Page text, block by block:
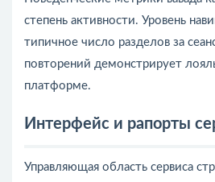
степень активности. Уровень
типичное число разделов за
повторений демонстрирует
платформе.
Интерфейс и рапорты
Управляющая область сервиса